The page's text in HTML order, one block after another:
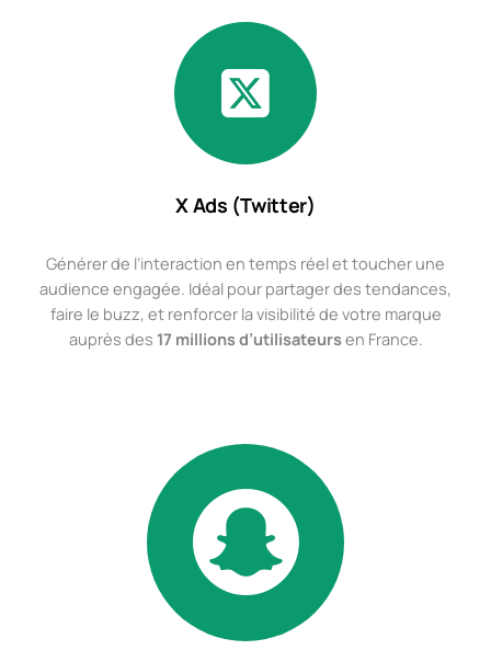
X Ads (Twitter)
Générer de l’interaction en temps réel et toucher une
audience engagée. Idéal pour partager des tendances,
faire le buzz, et renforcer la visibilité de votre marque
auprès des 17 millions d’utilisateursen France.